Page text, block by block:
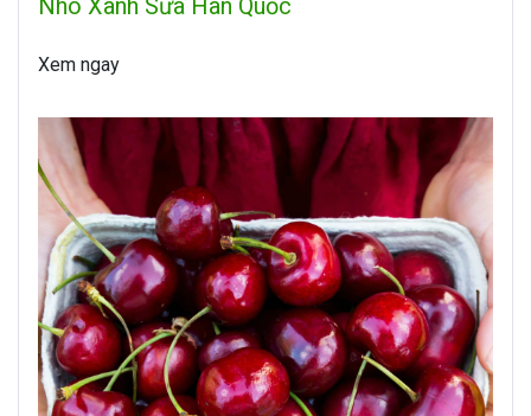
Nho Xanh Sữa Hàn Quốc
Xem ngay